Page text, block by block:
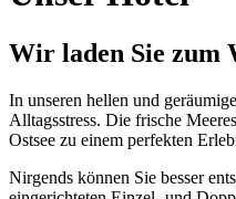
Wir laden Sie zum
In unseren hellen und
Alltagsstress. Die frische
Ostsee zu einem perfekten
Nirgends können Sie besser